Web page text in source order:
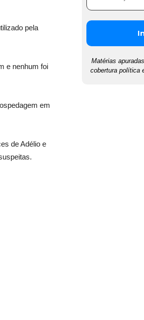
pela
e nenhum foi
em
de Adélio e
Matérias
cobertura política